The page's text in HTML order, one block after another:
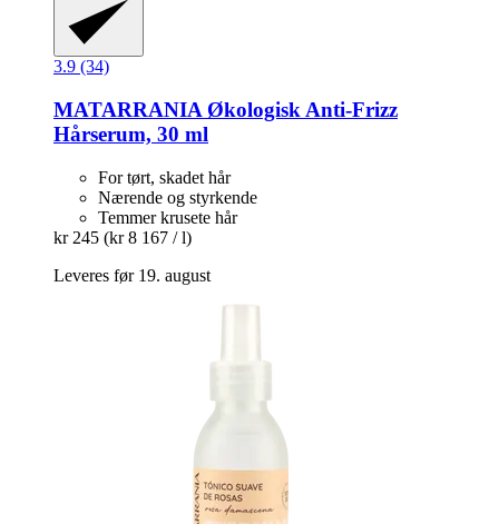
3.9 (34)
MATARRANIA Økologisk Anti-​Frizz
Hårserum, 30 ml
For tørt, skadet hår
Nærende og styrkende
Temmer krusete hår
kr 245 (kr 8 167 / l)
Leveres før 19. august